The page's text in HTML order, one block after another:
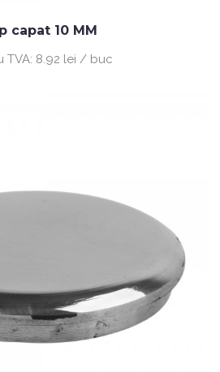
capat 10 MM
TVA: 8.92 lei / buc